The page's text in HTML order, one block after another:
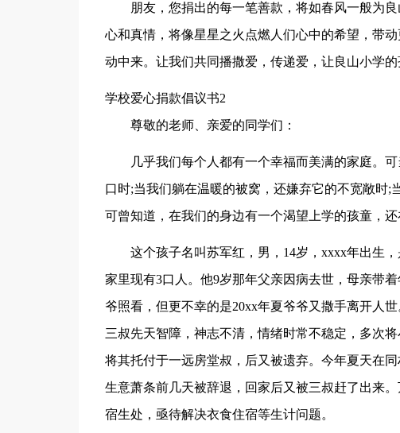
朋友，您捐出的每一笔善款，将如春风一般为
心和真情，将像星星之火点燃人们心中的希望，带
动中来。让我们共同播撒爱，传递爱，让良山小学的
学校爱心捐款倡议书2
尊敬的老师、亲爱的同学们：
几乎我们每个人都有一个幸福而美满的家庭。
口时;当我们躺在温暖的被窝，还嫌弃它的不宽敞时
可曾知道，在我们的身边有一个渴望上学的孩童，
这个孩子名叫苏军红，男，14岁，xxxx年出生
家里现有3口人。他9岁那年父亲因病去世，母亲带
爷照看，但更不幸的是20xx年夏爷爷又撒手离开人
三叔先天智障，神志不清，情绪时常不稳定，多次
将其托付于一远房堂叔，后又被遗弃。今年夏天在
生意萧条前几天被辞退，回家后又被三叔赶了出来
宿生处，亟待解决衣食住宿等生计问题。